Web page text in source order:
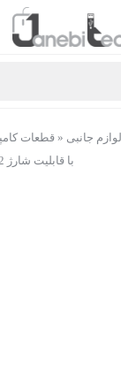
قطعات » لوازم جانبی
یسیدو YESIDO YAU12 با قابلیت شارژ